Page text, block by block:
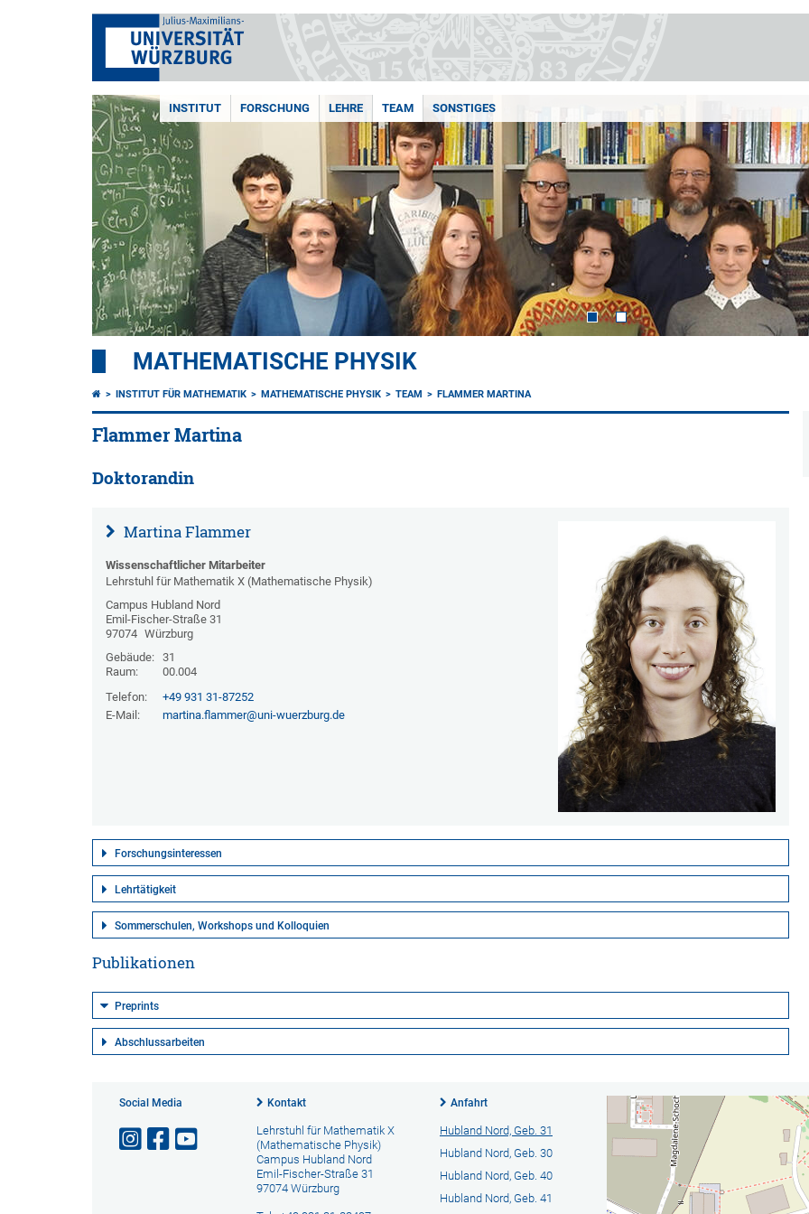
INSTITUT FORSCHUNG LEHRE TEAM SONSTIGES
MATHEMATISCHE PHYSIK
INSTITUT FÜR MATHEMATIK MATHEMATISCHE PHYSIK TEAM FLAMMER MARTINA
Flammer Martina
Doktorandin
Martina Flammer
Wissenschaftlicher Mitarbeiter
Lehrstuhl für Mathematik X (Mathematische Physik)
Campus Hubland Nord
Emil-Fischer-Straße 31
97074 Würzburg
Gebäude: 31
Raum:
00.004
Telefon:
+49 931 31-87252
E-Mail:
martina.flammer@uni-wuerzburg.de
Forschungsinteressen
Lehrtätigkeit
Sommerschulen, Workshops und Kolloquien
Publikationen
Preprints
Abschlussarbeiten
Social Media Kontakt
Lehrstuhl für Mathematik X
(Mathematische Physik)
Campus Hubland Nord
Emil-Fischer-Straße 31
97074 Würzburg
Anfahrt
Hubland Nord, Geb. 31
Hubland Nord, Geb. 30
Hubland Nord, Geb. 40
Hubland Nord, Geb. 41